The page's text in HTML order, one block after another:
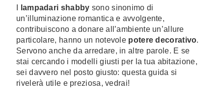
lampadari shabby sono sinonimo di
un’illuminazione romantica e avvolgente,
contribuiscono a donare all’ambiente un’allure
particolare, hanno un notevole potere decorativo.
Servono anche da arredare, in altre parole. E se
stai cercando i modelli giusti per la tua abitazione,
sei davvero nel posto giusto: questa guida si
rivelerà utile e preziosa, vedrai!